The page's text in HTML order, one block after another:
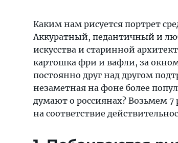
стереотипов
на
этот
счет
—
и
проверим
на
действительности
Каким нам рисуется портрет
Аккуратный, педантичный и
искусства и старинной
картошка фри и вафли, за
постоянно друг над другом
незаметная на фоне более
думают о россиянах? Возьмем
на соответствие